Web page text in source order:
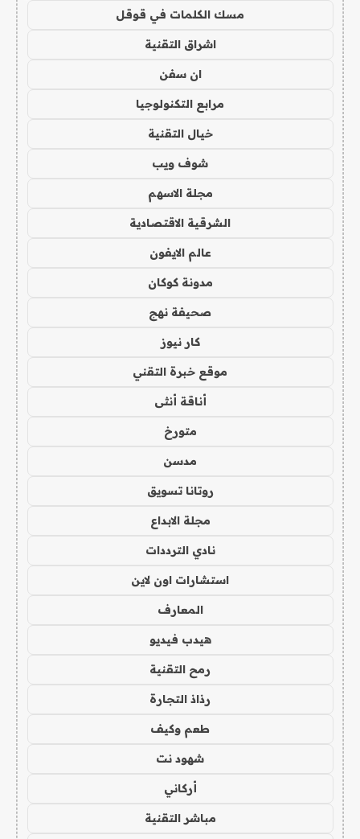
مسك الكلمات في قوقل
اشراق التقنية
ان سفن
مرابع التكنولوجيا
خيال التقنية
شوف ويب
مجلة الاسهم
الشرقية الاقتصادية
عالم الايفون
مدونة كوكان
صحيفة نهج
كار نيوز
موقع خبرة التقني
أناقة أنثى
متورخ
مدسن
روتانا تسويق
مجلة الابداع
نادي الترددات
استشارات اون لاين
المعارف
هيدب فيديو
رمح التقنية
رذاذ التجارة
طعم وكيف
شهود نت
أركاني
مباشر التقنية